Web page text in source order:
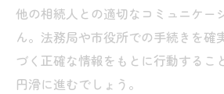
感情的な対立を避ける方法
第三者の仲介を活用する
相続計画の重要性とその立
他の相続人との適切なコミュニケー
ん。法務局や市役所での手続きを確
づく正確な情報をもとに行動するこ
円滑に進むでしょう。